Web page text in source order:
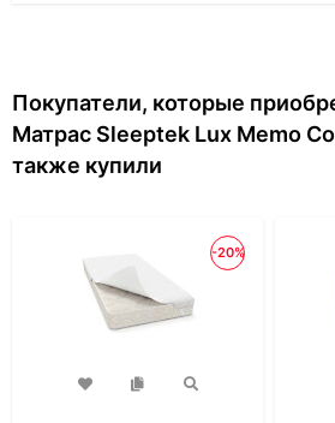
Покупатели, которые
Матрас Sleeptek Lux Memo
также купили
-20%